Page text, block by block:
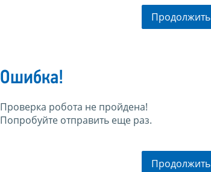
Продолжить
Ошибка!
Проверка робота не пройдена!
Попробуйте отправить еще раз.
Продолжить